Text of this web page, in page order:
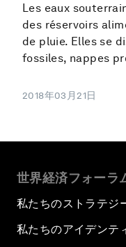
Les eaux
des réservoirs
de pluie. Elles se
fossiles, nappes
2018年03月21日
世界経済フォーラ
私たちのストラテジ
私たちのアイデンテ